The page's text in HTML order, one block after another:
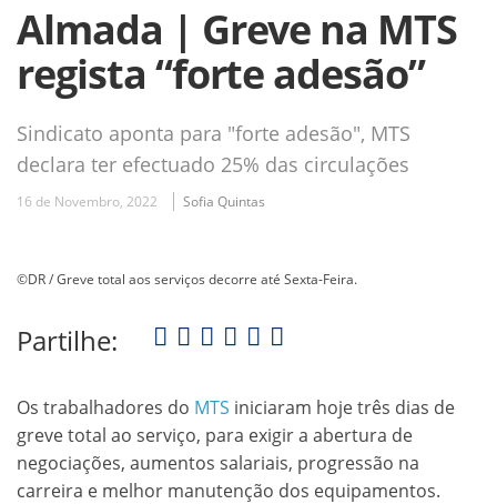
Almada | Greve na MTS
regista “forte adesão”
Sindicato aponta para "forte adesão", MTS
declara ter efectuado 25% das circulações
16 de Novembro, 2022 Sofia Quintas
©DR / Greve total aos serviços decorre até Sexta-Feira.
Partilhe:
Os trabalhadores do MTS iniciaram hoje três dias de
greve total ao serviço, para exigir a abertura de
negociações, aumentos salariais, progressão na
carreira e melhor manutenção dos equipamentos.